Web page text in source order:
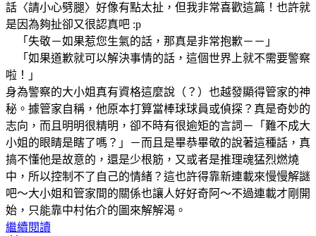
話〈請小心劈腿〉好像有點太扯，但我非常喜歡這篇！也許就
是因為夠扯卻又很認真吧 :p
「失敬－如果惹您生氣的話，那真是非常抱歉－－」
「如果道歉就可以解決事情的話，這個世界上就不需要警察
啦！」
身為警察的大小姐真有資格這麼說（？）也越發顯得管家的神
秘。據管家自稱，他原本打算當棒球球員或偵探？真是奇妙的
志向，而且明明很精明，卻不時有很逾矩的言詞－「難不成大
小姐的眼睛是瞎了嗎？」－而且是畢恭畢敬的說著這種話，真
搞不懂他是故意的，還是少根筋，又或者是推理魂猛烈燃燒
中，所以控制不了自己的情緒？這也許得靠新連載來慢慢解謎
吧～大小姐和管家間的關係也讓人好好奇阿～不過連載才剛開
始，只能靠中村佑介的圖來解解渴。
繼續閱讀